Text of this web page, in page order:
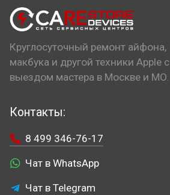
Круглосуточный ремонт айфона,
макбука и другой техники Apple с
выездом мастера в Москве и МО.
Контакты:
8 499 346-76-17
Чат в WhatsApp
Чат в Telegram